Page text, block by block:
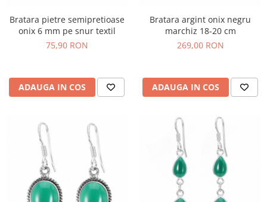
Bratara pietre semipretioase
onix 6 mm pe snur textil
75,90 RON
ADAUGA IN COS
Bratara argint onix negru
marchiz 18-20 cm
269,00 RON
ADAUGA IN COS